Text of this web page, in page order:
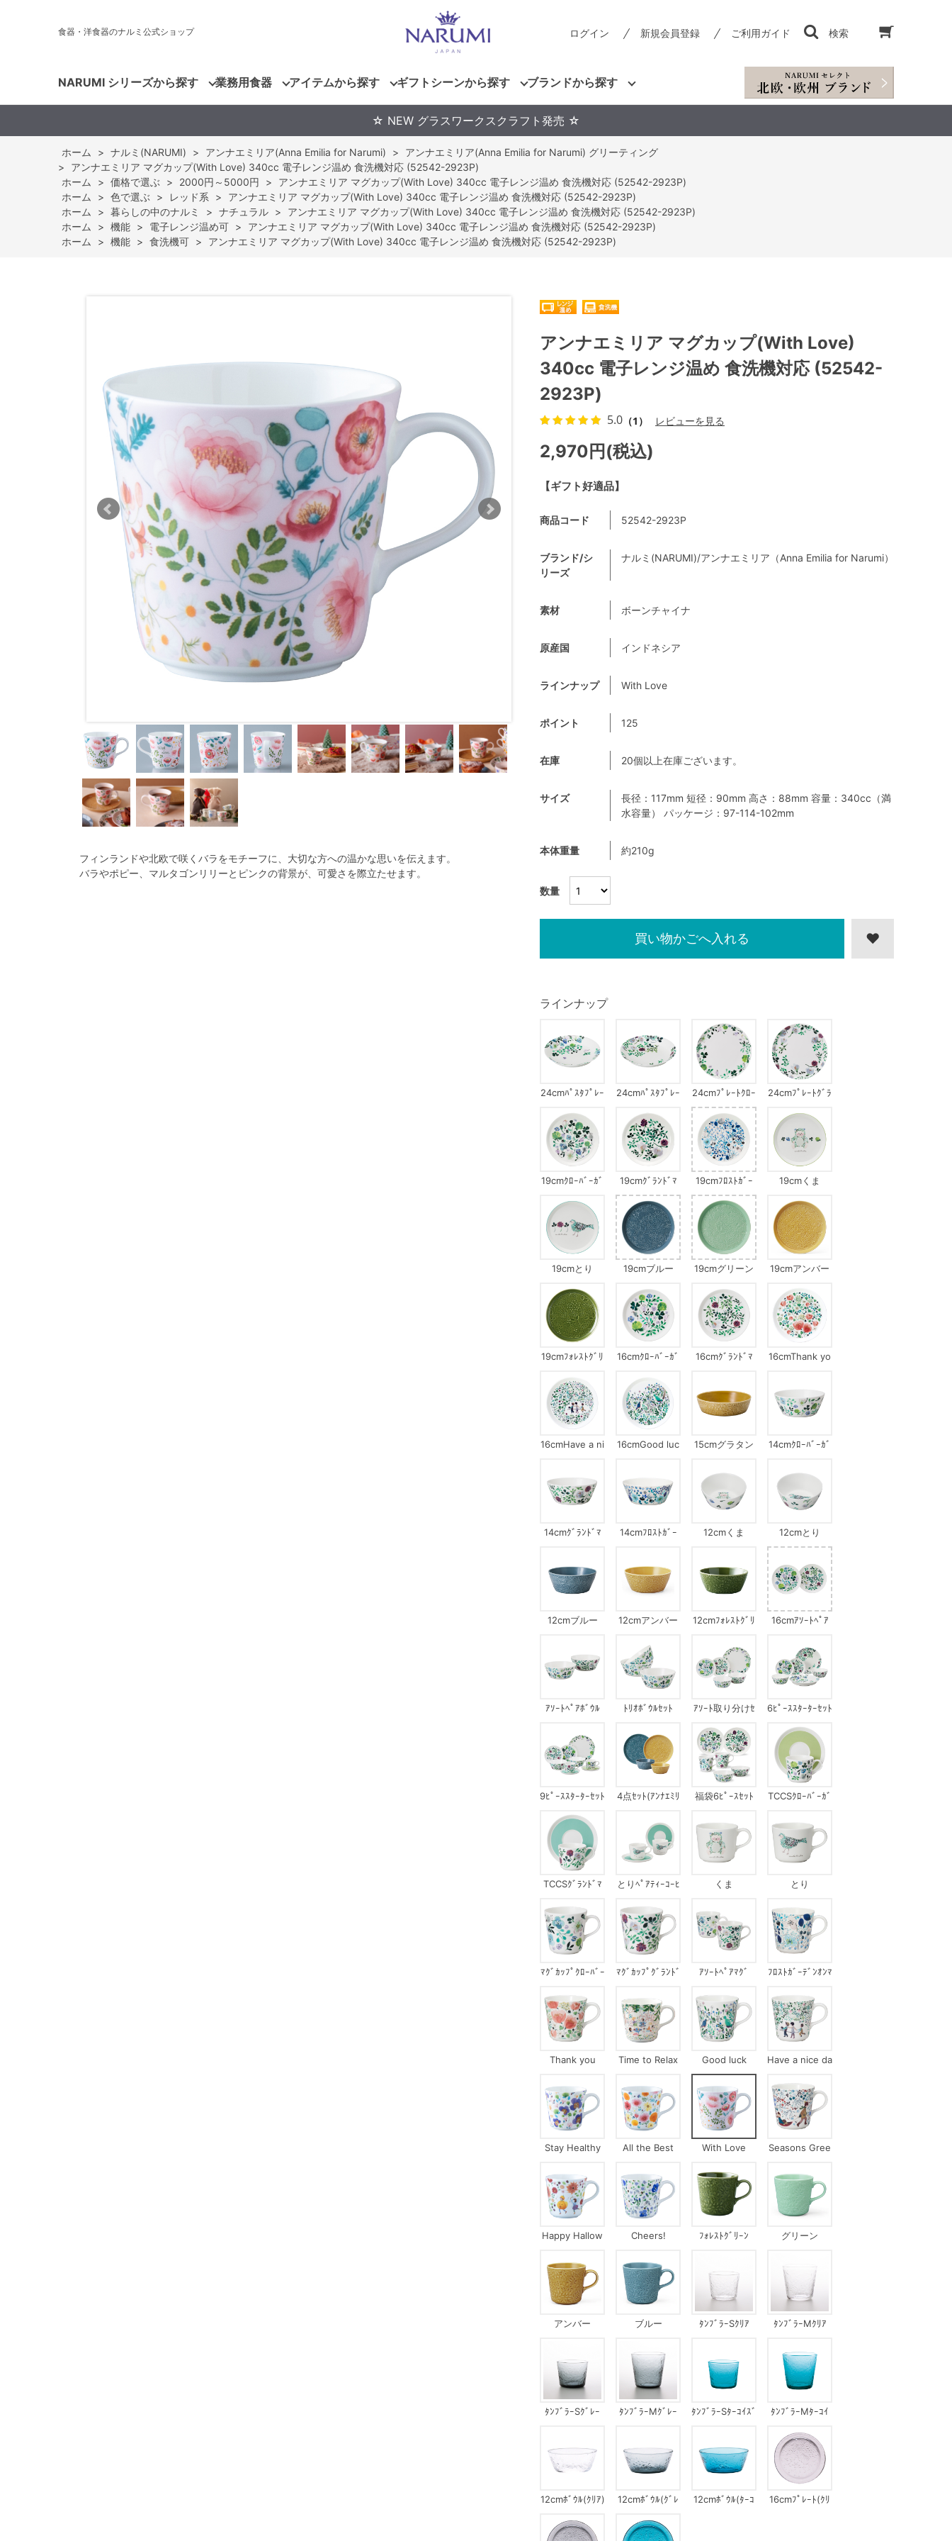
食器・洋食器のナルミ公式ショップ ログイン 新規会員登録 ご利用ガイド 検索
NARUMI シリーズから探す 業務用食器 アイテムから探す ギフトシーンから探す ブランドから探す
☆ NEW グラスワークスクラフト発売 ☆
ホーム > ナルミ(NARUMI) > アンナエミリア(Anna Emilia for Narumi) >
アンナエミリア(Anna Emilia for Narumi) グリーティング
>
アンナエミリア マグカップ(With Love) 340cc 電子レンジ温め 食洗機対応 (52542-2923P)
ホーム
> 価格で選ぶ > 2000円～5000円 >
アンナエミリア マグカップ(With Love) 340cc 電子レンジ温め 食洗機対応 (52542-2923P)
ホーム
> 色で選ぶ > レッド系 >
アンナエミリア マグカップ(With Love) 340cc 電子レンジ温め 食洗機対応 (52542-2923P)
ホーム
> 暮らしの中のナルミ > ナチュラル >
アンナエミリア マグカップ(With Love) 340cc 電子レンジ温め 食洗機対応 (52542-2923P)
ホーム
> 機能 > 電子レンジ温め可 >
アンナエミリア マグカップ(With Love) 340cc 電子レンジ温め 食洗機対応 (52542-2923P)
ホーム
> 機能 > 食洗機可 > アンナエミリア マグカップ(With Love) 340cc 電子レンジ温め 食洗機対応 (52542-2923P)
With Love
フィンランドや北欧で咲くバラをモチーフに、大切な方への温かな思いを伝えます。
バラやポピー、マルタゴンリリーとピンクの背景が、可愛さを際立たせます。
【ギフト好適品】
アンナエミリア マグカップ(With Love)
340cc 電子レンジ温め 食洗機対応 (52542-
2923P)
5.0 （1） レビューを見る
2,970円(税込)
数量
商品コード 52542-2923P
ブランド/シ
リーズ
ナルミ(NARUMI)/アンナエミリア（Anna Emilia for Narumi）
素材 ボーンチャイナ
原産国 インドネシア
ラインナップ With Love
ポイント 125
在庫 20個以上在庫ございます。
サイズ
長径：117mm 短径：90mm 高さ：88mm 容量：340cc（満
水容量） パッケージ：97-114-102mm
本体重量 約210g
ラインナップ
24cmﾊﾟｽﾀﾌﾟﾚｰ
24cmﾊﾟｽﾀﾌﾟﾚｰ
ﾌﾞｰｹ
24cmﾌﾟﾚｰﾄｸﾛｰ
ﾊﾞｰｶﾞｰﾃﾞﾝ
24cmﾌﾟﾚｰﾄｸﾞﾗ
19cmｸﾛｰﾊﾞｰｶﾞ
19cmｸﾞﾗﾝﾄﾞﾏ
ｻﾞｰｽﾞﾌﾞｰｹ
19cmﾌﾛｽﾄｶﾞｰ
ﾃﾞﾝｵﾝﾏｲｳｨﾝﾄﾞｳ
19cmくま
19cmとり 19cmブルー 19cmグリーン 19cmアンバー
19cmﾌｫﾚｽﾄｸﾞﾘ
16cmｸﾛｰﾊﾞｰｶﾞ
16cmｸﾞﾗﾝﾄﾞﾏ
16cmThank yo
16cmHave a ni
16cmGood luc
15cmグラタン
14cmｸﾛｰﾊﾞｰｶﾞ
14cmｸﾞﾗﾝﾄﾞﾏ
14cmﾌﾛｽﾄｶﾞｰ
12cmくま 12cmとり
12cmブルー 12cmアンバー
12cmﾌｫﾚｽﾄｸﾞﾘ
16cmｱｿｰﾄﾍﾟｱ
ｱｿｰﾄﾍﾟｱﾎﾞｳﾙ ﾄﾘｵﾎﾞｳﾙｾｯﾄ
ｱｿｰﾄ取り分けｾ
6ﾋﾟｰｽｽﾀｰﾀｰｾｯﾄ
9ﾋﾟｰｽｽﾀｰﾀｰｾｯﾄ
4点ｾｯﾄ(ｱﾝﾅｴﾐﾘ
福袋6ﾋﾟｰｽｾｯﾄ
TCCSｸﾛｰﾊﾞｰｶﾞ
TCCSｸﾞﾗﾝﾄﾞﾏ
とりﾍﾟｱﾃｨｰｺｰﾋ
くま とり
ﾏｸﾞｶｯﾌﾟｸﾛｰﾊﾞｰ
ﾏｸﾞｶｯﾌﾟｸﾞﾗﾝﾄﾞ
ｱｿｰﾄﾍﾟｱﾏｸﾞ
ﾌﾛｽﾄｶﾞｰﾃﾞﾝｵﾝﾏ
Thank you Time to Relax Good luck
Have a nice da
Stay Healthy All the Best With Love
Seasons Gree
Happy Hallow
Cheers! ﾌｫﾚｽﾄｸﾞﾘｰﾝ グリーン
アンバー ブルー ﾀﾝﾌﾞﾗｰSｸﾘｱ ﾀﾝﾌﾞﾗｰMｸﾘｱ
ﾀﾝﾌﾞﾗｰSｸﾞﾚｰ ﾀﾝﾌﾞﾗｰMｸﾞﾚｰ ﾀﾝﾌﾞﾗｰSﾀｰｺｲｽﾞ
ﾀﾝﾌﾞﾗｰMﾀｰｺｲ
12cmﾎﾞｳﾙ(ｸﾘｱ)
12cmﾎﾞｳﾙ(ｸﾞﾚ
12cmﾎﾞｳﾙ(ﾀｰｺ
16cmﾌﾟﾚｰﾄ(ｸﾘ
買い物かごへ入れる